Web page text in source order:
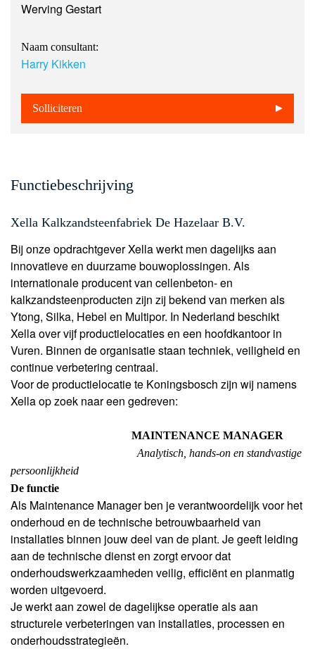
Werving Gestart
Naam consultant:
Harry Kikken
Solliciteren
Functiebeschrijving
Xella Kalkzandsteenfabriek De Hazelaar B.V.
Bij onze opdrachtgever Xella werkt men dagelijks aan
innovatieve en duurzame bouwoplossingen. Als
internationale producent van cellenbeton- en
kalkzandsteenproducten zijn zij bekend van merken als
Ytong, Silka, Hebel en Multipor. In Nederland beschikt
Xella over vijf productielocaties en een hoofdkantoor in
Vuren. Binnen de organisatie staan techniek, veiligheid en
continue verbetering centraal.
Voor de productielocatie te Koningsbosch zijn wij namens
Xella op zoek naar een gedreven:
MAINTENANCE MANAGER
Analytisch, hands-on en standvastige
persoonlijkheid
De functie
Als Maintenance Manager ben je verantwoordelijk voor het
onderhoud en de technische betrouwbaarheid van
installaties binnen jouw deel van de plant. Je geeft leiding
aan de technische dienst en zorgt ervoor dat
onderhoudswerkzaamheden veilig, efficiënt en planmatig
worden uitgevoerd.
Je werkt aan zowel de dagelijkse operatie als aan
structurele verbeteringen van installaties, processen en
onderhoudsstrategieën.